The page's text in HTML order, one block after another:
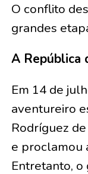
O conflito
grandes
A República
Em 14 de
aventureiro
Rodríguez
e proclamou
Entretanto,